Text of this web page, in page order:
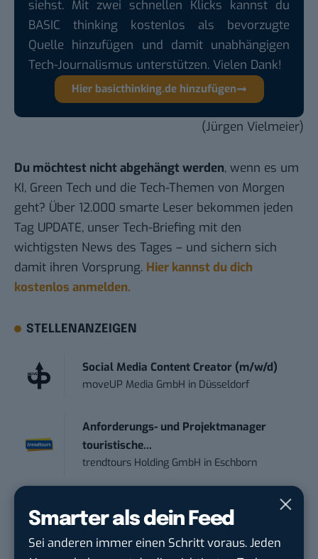
Smarter als dein Feed
Sei anderen immer einen Schritt voraus. Jeden
siehst. Mit zwei schnellen Klicks kannst du
BASIC thinking kostenlos als bevorzugte
Quelle hinzufügen und damit unabhängigen
Tech-Journalismus unterstützen. Vielen Dank!
Hier basicthinking.de hinzufügen
(Jürgen Vielmeier)
Du möchtest nicht abgehängt werden, wenn es um
KI, Green Tech und die Tech-Themen von Morgen
geht? Über 12.000 smarte Leser bekommen jeden
Tag UPDATE, unser Tech-Briefing mit den
wichtigsten News des Tages – und sichern sich
damit ihren Vorsprung. Hier kannst du dich
kostenlos anmelden.
STELLENANZEIGEN
Social Media Content Creator (m/w/d)
moveUP Media GmbH in Düsseldorf
Anforderungs- und Projektmanager
touristische...
trendtours Holding GmbH in Eschborn
Engagement / Soc...
BBBank eG inBerlin, Frankfurt am Main,